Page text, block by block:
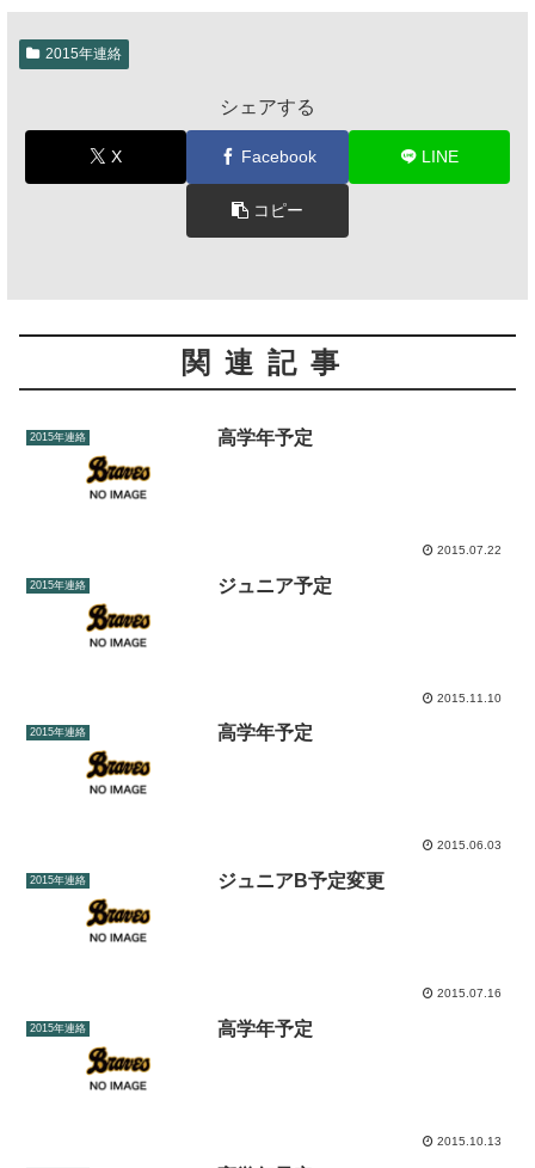
2015年連絡
シェアする
X Facebook LINE
コピー
関連記事
2015年連絡 高学年予定
2015.07.22
2015年連絡 ジュニア予定
2015.11.10
2015年連絡 高学年予定
2015.06.03
2015年連絡 ジュニアB予定変更
2015.07.16
2015年連絡 高学年予定
2015.10.13